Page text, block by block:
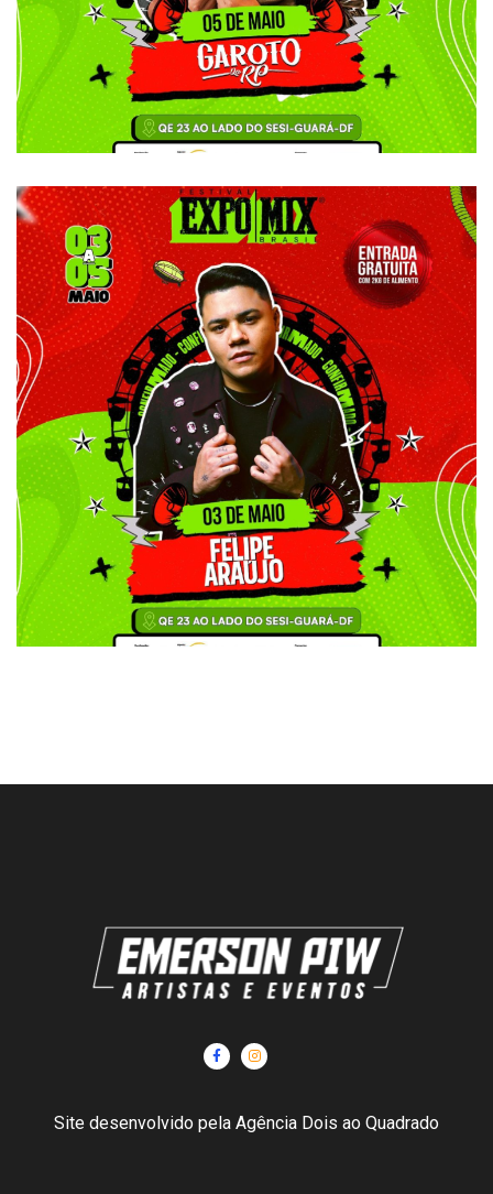
Garoto RP
ATRAÇÕES
Felipe Araujo
ATRAÇÕES
Site desenvolvido pela Agência Dois ao Quadrado